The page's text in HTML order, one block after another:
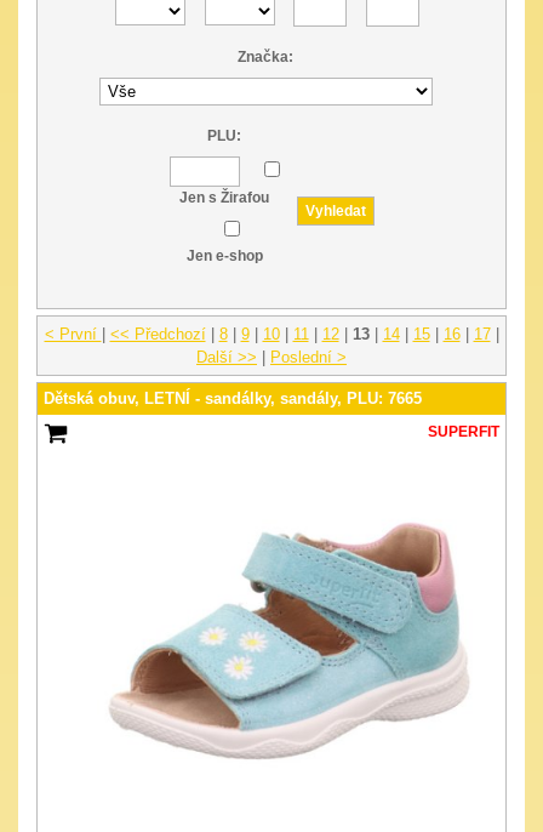
Značka:
PLU:
Jen s Žirafou
Jen e-shop
< První << Předchozí| 8| 9| 10| 11| 12| 13| 14| 15| 16| 17|
Další >>
Poslední >
Dětská obuv, LETNÍ - sandálky, sandály, PLU: 7665
SUPERFIT